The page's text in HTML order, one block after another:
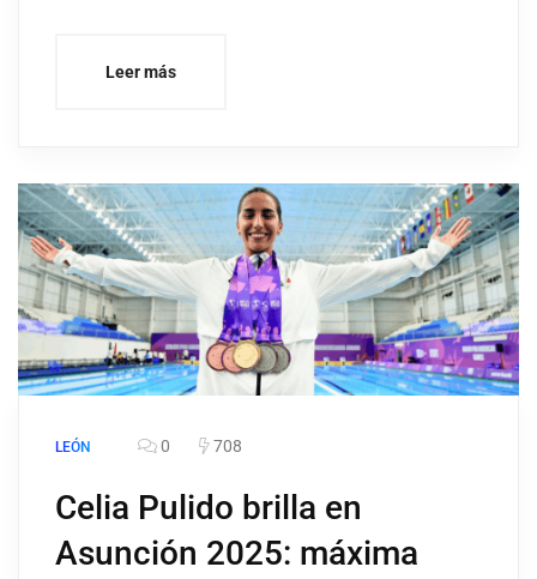
Leer más
LEÓN 0 708
Celia Pulido brilla en
Asunción 2025: máxima